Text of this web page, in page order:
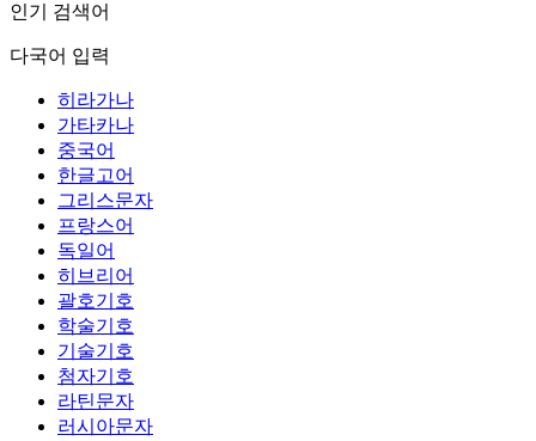
인기 검색어
다국어 입력
히라가나
가타카나
중국어
한글고어
그리스문자
프랑스어
독일어
히브리어
괄호기호
학술기호
기술기호
첨자기호
라틴문자
러시아문자